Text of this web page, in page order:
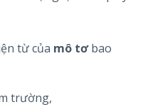
từ của mô tơbao
trường,